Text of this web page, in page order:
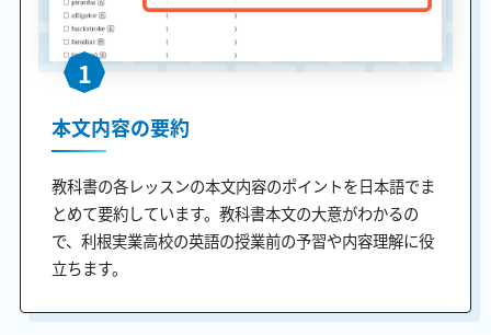
1
本文内容の要約
教科書の各レッスンの本文内容のポイントを日本語でま
とめて要約しています。教科書本文の大意がわかるの
で、利根実業高校の英語の授業前の予習や内容理解に役
立ちます。